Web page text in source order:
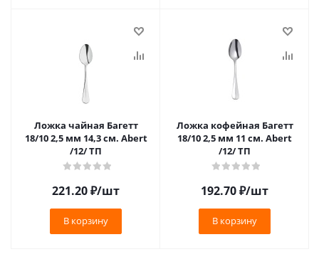
Ложка чайная Багетт
18/10 2,5 мм 14,3 см. Abert
/12/ ТП
221.20₽/шт
В корзину
Ложка кофейная Багетт
18/10 2,5 мм 11 см. Abert
/12/ ТП
192.70₽/шт
В корзину